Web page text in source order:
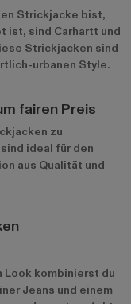
Strickjacke bist,
ist, sind Carhartt und
Strickjacken sind
urbanen Style.
fairen Preis
zu
ideal für den
aus Qualität und
Look kombinierst du
Jeans und einem